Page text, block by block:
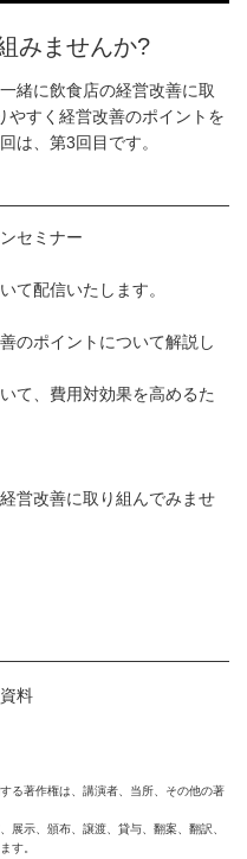
みませんか?
緒に飲食店の経営改善に取
やすく経営改善のポイントを
は、第3回目です。
セミナー
て配信いたします。
のポイントについて解説し
て、費用対効果を高めるた
営改善に取り組んでみませ
料
る著作権は、講演者、当所、その他の著
展示、頒布、譲渡、貸与、翻案、翻訳、
す。